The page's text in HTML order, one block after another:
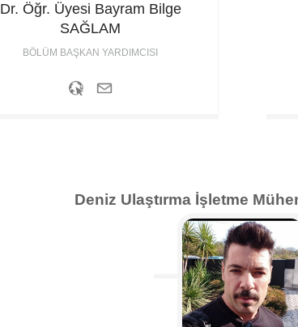
Dr. Öğr. Üyesi Bayram Bilge
SAĞLAM
BÖLÜM BAŞKAN YARDIMCISI
Deniz Ulaştırma İşletme